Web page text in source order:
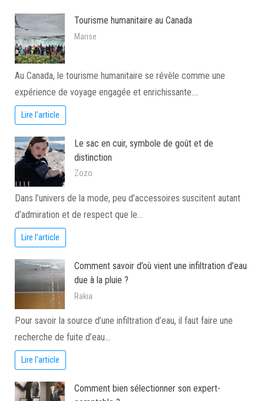
Tourisme humanitaire au Canada
Marise
Au Canada, le tourisme humanitaire se révèle comme une
expérience de voyage engagée et enrichissante.…
Lire l'article
Le sac en cuir, symbole de goût et de
distinction
Zozo
Dans l’univers de la mode, peu d’accessoires suscitent autant
d’admiration et de respect que le…
Lire l'article
Comment savoir d’où vient une infiltration d’eau
due à la pluie ?
Rakia
Pour savoir la source d’une infiltration d’eau, il faut faire une
recherche de fuite d’eau…
Lire l'article
Comment bien sélectionner son expert-